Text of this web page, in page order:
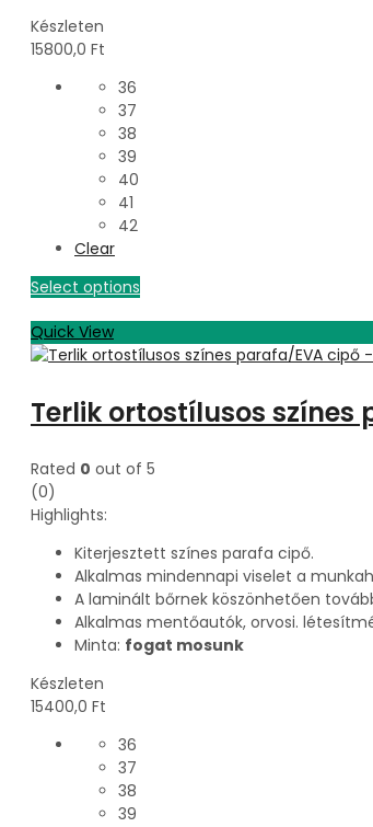
Készleten
15800,0 Ft
36
37
38
39
40
41
42
Clear
Select options
Quick View
Terlik ortostílusos
Rated 0 out of 5
(0)
Highlights:
Kiterjesztett színes parafa cipő.
Alkalmas mindennapi viselet a
A laminált bőrnek köszönhetően
Alkalmas mentőautók, orvosi.
Minta: fogat mosunk
Készleten
15400,0 Ft
36
37
38
39